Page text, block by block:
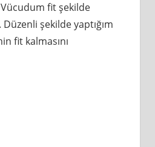
fit şekilde
Düzenli şekilde yaptığım
fit kalmasını